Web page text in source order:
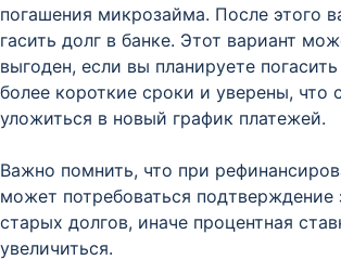
погашения микрозайма. После этого
гасить долг в банке. Этот вариант
выгоден, если вы планируете
более короткие сроки и уверены, что
уложиться в новый график платежей.
Важно помнить, что при
может потребоваться подтверждение
старых долгов, иначе процентная
увеличиться.